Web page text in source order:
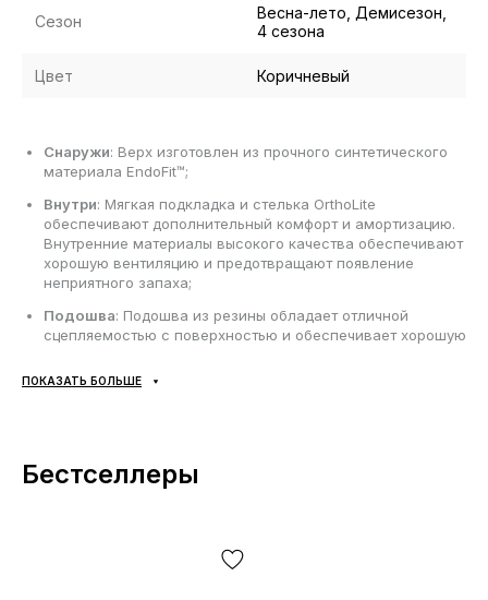
Сезон
Весна-лето, Демисезон,
4 сезона
Цвет Коричневый
Снаружи: Верх изготовлен из прочного синтетического
материала EndoFit™;
Внутри: Мягкая подкладка и стелька OrthoLite
обеспечивают дополнительный комфорт и амортизацию.
Внутренние материалы высокого качества обеспечивают
хорошую вентиляцию и предотвращают появление
неприятного запаха;
Подошва: Подошва из резины обладает отличной
сцепляемостью с поверхностью и обеспечивает хорошую
обеспечивает хорошее трение и стабильность при
в зависимости от погодных условий;
Все товары доставляются исключительно компанией
ПОКАЗАТЬ БОЛЬШЕ
Бестселлеры